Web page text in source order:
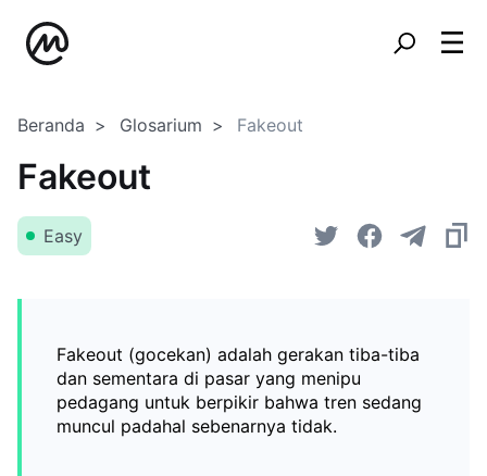
Beranda Glosarium Fakeout
Fakeout
Easy
Fakeout (gocekan) adalah gerakan tiba-tiba
dan sementara di pasar yang menipu
pedagang untuk berpikir bahwa tren sedang
muncul padahal sebenarnya tidak.